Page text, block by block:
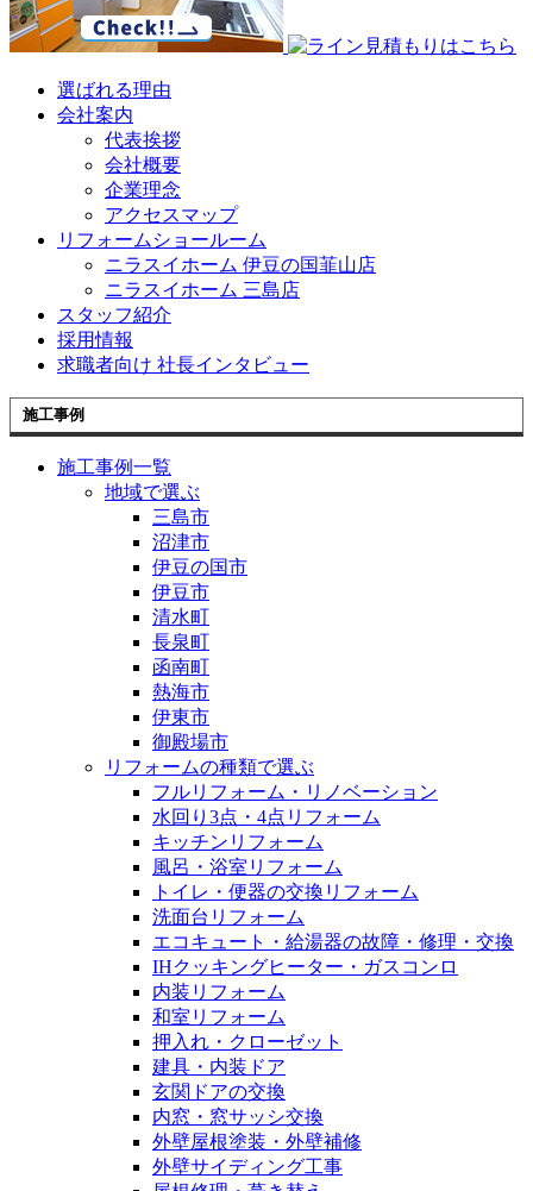
選ばれる理由
会社案内
代表挨拶
会社概要
企業理念
アクセスマップ
リフォームショールーム
ニラスイホーム 伊豆の国韮山店
ニラスイホーム 三島店
スタッフ紹介
採用情報
求職者向け 社長インタビュー
施工事例
施工事例一覧
地域で選ぶ
三島市
沼津市
伊豆の国市
伊豆市
清水町
長泉町
函南町
熱海市
伊東市
御殿場市
リフォームの種類で選ぶ
フルリフォーム・リノベーション
水回り3点・4点リフォーム
キッチンリフォーム
風呂・浴室リフォーム
トイレ・便器の交換リフォーム
洗面台リフォーム
エコキュート・給湯器の故障・修理・交換
IHクッキングヒーター・ガスコンロ
内装リフォーム
和室リフォーム
押入れ・クローゼット
建具・内装ドア
玄関ドアの交換
内窓・窓サッシ交換
外壁屋根塗装・外壁補修
外壁サイディング工事